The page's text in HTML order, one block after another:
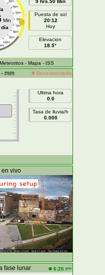
3pm
4pm
5pm
6pm
7pm
8pm
9pm
10pm
Min
9 hrs.50 Min
Puesta de sol
20:12
Hoy
Elevacion
18.5°
- Mapa - ISS
mm Desconectado
Ultima hora
0.0
Tasa de lluvia/h
0.000
en vivo
fase lunar 6:26 pm